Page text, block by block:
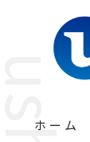
ホーム